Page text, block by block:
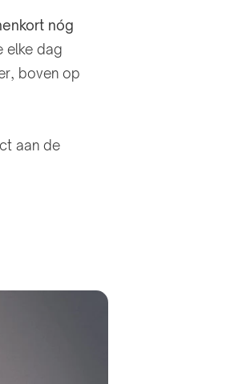
nóg
elke dag
boven op
aan de